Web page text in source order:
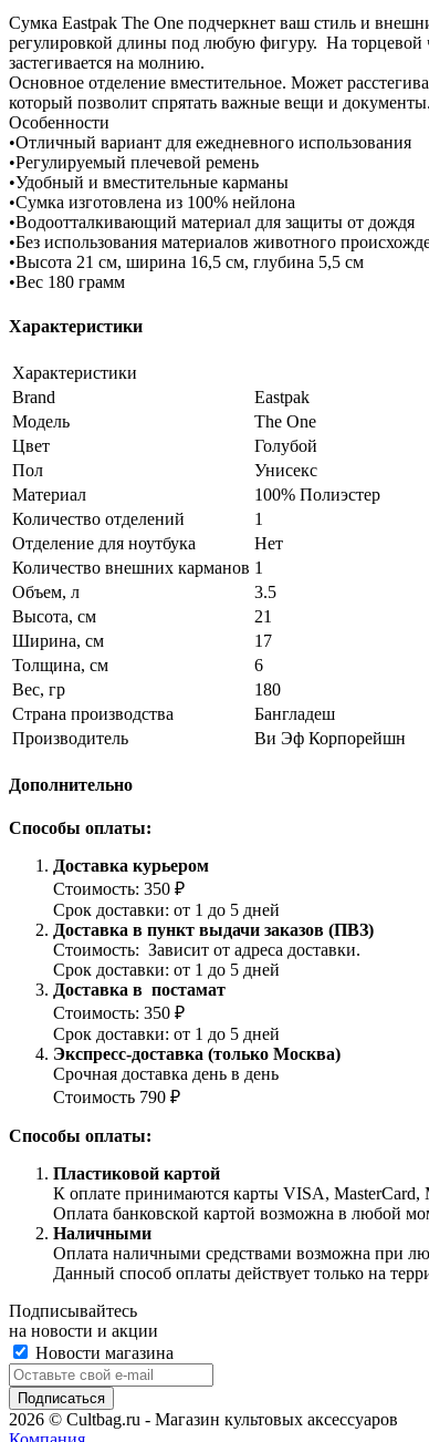
Сумка Eastpak The One подчеркнет ваш стиль и
регулировкой длины под любую фигуру. На торцевой
застегивается на молнию.
Основное отделение вместительное. Может
который позволит спрятать важные вещи и документы.
Особенности
•Отличный вариант для ежедневного использования
•Регулируемый плечевой ремень
•Удобный и вместительные карманы
•Сумка изготовлена из 100% нейлона
•Водоотталкивающий материал для защиты от дождя
•Без использования материалов животного
•Высота 21 см, ширина 16,5 см, глубина 5,5 см
•Вес 180 грамм
Характеристики
Характеристики
Brand
Eastpak
Модель
The One
Цвет
Голубой
Пол
Унисекс
Материал
100% Полиэстер
Количество отделений
1
Отделение для ноутбука
Нет
Количество внешних карманов 1
Объем, л
3.5
Высота, см
21
Ширина, см
17
Толщина, см
6
Вес, гр
180
Страна производства
Бангладеш
Производитель
Ви Эф Корпорейшн
Дополнительно
Способы оплаты:
Доставка курьером
Стоимость: 350 ₽
Срок доставки: от 1 до 5 дней
Доставка в пункт выдачи заказов (ПВЗ)
Стоимость: Зависит от адреса доставки.
Срок доставки: от 1 до 5 дней
Доставка в постамат
Стоимость: 350 ₽
Срок доставки: от 1 до 5 дней
Экспресс-доставка (только Москва)
Срочная доставка день в день
Стоимость 790 ₽
Способы оплаты:
Пластиковой картой
К оплате принимаются карты VISA,
Оплата банковской картой возможна в любой
Наличными
Оплата наличными средствами возможна при
Данный способ оплаты действует только на
Подписывайтесь
на новости и акции
Новости магазина
2026 © Cultbag.ru - Магазин культовых аксессуаров